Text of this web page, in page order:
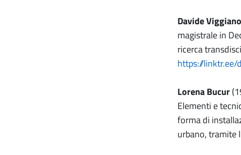
Davide Viggiano
magistrale in
ricerca
https://linktr.ee/
Lorena Bucur
Elementi e
forma di
urbano, tramite